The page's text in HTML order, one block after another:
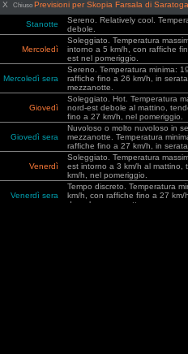
X Chiuso Previsioni per Skopia Farsala di
Stanotte
Sereno. Relatively cool.
debole.
Mercoledì
Soleggiato. Temperatura
intorno a 5 km/h, con raffiche
est nel pomeriggio.
Mercoledì sera
Sereno. Temperatura minima:
raffiche fino a 26 km/h, in
mezzanotte.
Giovedì
Soleggiato. Hot. Temperatura
nord-est debole al mattino,
fino a 27 km/h, nel pomeriggio.
Giovedì sera
Nuvoloso o molto nuvoloso in
mezzanotte. Temperatura
raffiche fino a 27 km/h, in
Venerdì
Soleggiato. Temperatura
est intorno a 3 km/h al mattino,
km/h, nel pomeriggio.
Venerdì sera
Tempo discreto. Temperatura
km/h, con raffiche fino a 27
dopo la mezzanotte.